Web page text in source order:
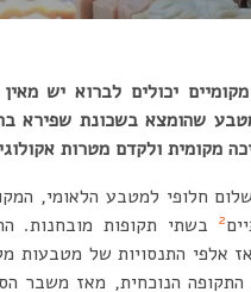
יכולים לברוא יש
שהומצא בשכונת שפירא
מקומית ולקדם מטרות
חלופי למטבע הלאומי,
2
אלפי התנסויות של מטבעות